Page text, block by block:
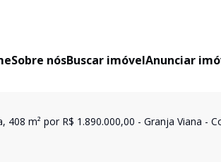
Sobre nósBuscar imóvelAnunciar
m² por R$ 1.890.000,00 - Granja Viana -